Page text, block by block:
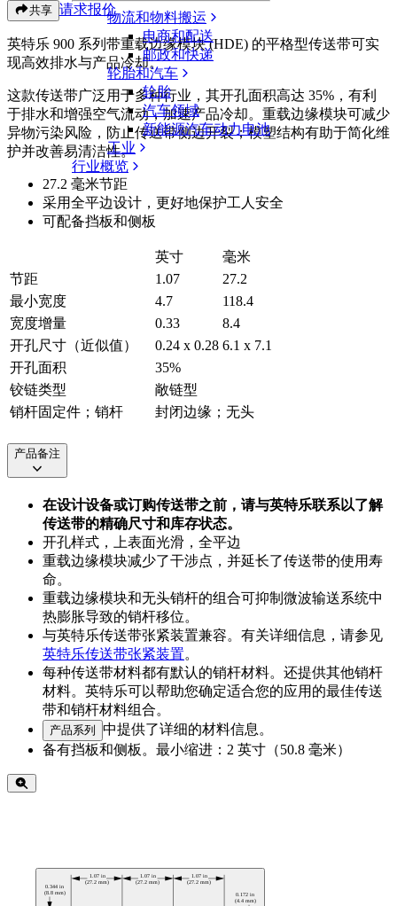
物流和物料搬运
电商和配送
邮政和快递
轮胎和汽车
轮胎
汽车领域
新能源汽车动力电池
工业
行业概览
共享 请求报价
英特乐 900 系列带重载边缘模块 (HDE) 的平格型传送带可实
现高效排水与产品冷却。
这款传送带广泛用于多种行业，其开孔面积高达 35%，有利
于排水和增强空气流动，加速产品冷却。重载边缘模块可减少
异物污染风险，防止传送带侧边开裂；模塑结构有助于简化维
护并改善易清洁性。
27.2 毫米节距
采用全平边设计，更好地保护工人安全
可配备挡板和侧板
英寸
毫米
节距
1.07
27.2
最小宽度
4.7
118.4
宽度增量
0.33
8.4
开孔尺寸（近似值）
0.24 x 0.28 6.1 x 7.1
开孔面积
35%
铰链类型
敞链型
销杆固定件；销杆
封闭边缘；无头
产品备注
在设计设备或订购传送带之前，请与英特乐联系以了解
传送带的精确尺寸和库存状态。
开孔样式，上表面光滑，全平边
重载边缘模块减少了干涉点，并延长了传送带的使用寿
命。
重载边缘模块和无头销杆的组合可抑制微波输送系统中
热膨胀导致的销杆移位。
与英特乐传送带张紧装置兼容。有关详细信息，请参见
英特乐传送带张紧装置。
每种传送带材料都有默认的销杆材料。还提供其他销杆
材料。英特乐可以帮助您确定适合您的应用的最佳传送
带和销杆材料组合。
产品系列
中提供了详细的材料信息。
备有挡板和侧板。最小缩进：2 英寸（50.8 毫米）